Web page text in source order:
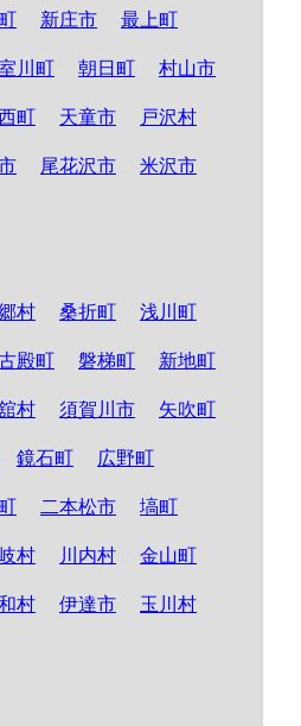
新庄市 最上町
川町 朝日町 村山市
町 天童市 戸沢村
尾花沢市 米沢市
村 桑折町 浅川町
殿町 磐梯町 新地町
村 須賀川市 矢吹町
鏡石町 広野町
二本松市 塙町
村 川内村 金山町
村 伊達市 玉川村